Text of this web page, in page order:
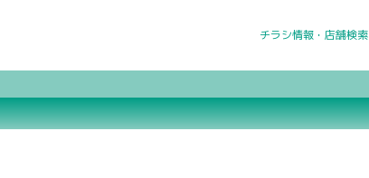
チラシ情報・店舗検索